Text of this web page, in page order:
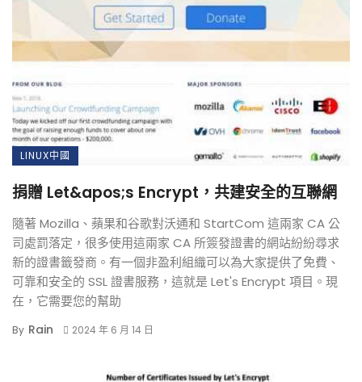
LINUX中國
捐贈 Let&apos;s Encrypt，共建安全的互聯網
隨著 Mozilla、蘋果和谷歌對沃通和 StartCom 這兩家 CA 公
司處罰落定，很多使用這兩家 CA 所簽發證書的網站紛紛尋求
新的證書籤發商。有一個非盈利組織可以為大家提供了免費、
可靠和安全的 SSL 證書服務，這就是 Let's Encrypt 項目。現
在，它需要您的幫助
By Rain 2024 年 6 月 14 日